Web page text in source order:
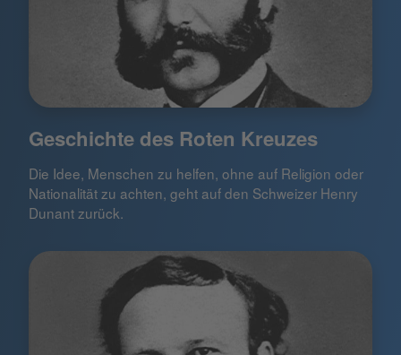
Geschichte des Roten Kreuzes
Die Idee, Menschen zu helfen, ohne auf Religion oder
Nationalität zu achten, geht auf den Schweizer Henry
Dunant zurück.